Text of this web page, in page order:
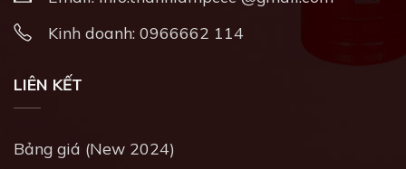
Kinh doanh: 0966662 114
LIÊN KẾT
Bảng giá (New 2024)